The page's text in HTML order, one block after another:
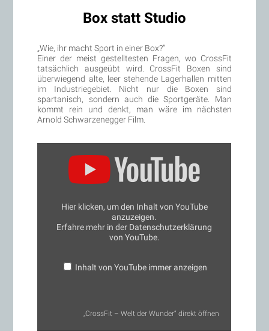
Box statt Studio
„Wie, ihr macht Sport in einer Box?“
Einer der meist gestelltesten Fragen, wo CrossFit
tatsächlich ausgeübt wird. CrossFit Boxen sind
überwiegend alte, leer stehende Lagerhallen mitten
im Industriegebiet. Nicht nur die Boxen sind
spartanisch, sondern auch die Sportgeräte. Man
kommt rein und denkt, man wäre im nächsten
Arnold Schwarzenegger Film.
anzeigenHier klicken, um den Inhalt von YouTube
anzuzeigen.
Erfahre mehr in der Datenschutzerklärung
von YouTube.
Inhalt von YouTube immer anzeigen
„CrossFit – Welt der Wunder“ direkt öffnen